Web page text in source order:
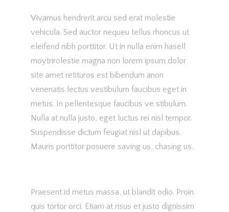
Vivamus hendrerit arcu sed erat molestie
vehicula. Sed auctor nequeu tellus rhoncus ut
eleifend nibh porttitor. Ut in nulla enim hasell
moytrirolestie magna non lorem ipsum dolor
site amet retituros est bibendum anon
venenatis lectus vestibulum faucibus eget in
metus. In pellentesque faucibus ve stibulum.
Nulla at nulla justo, eget luctus rei nisl tempor.
Suspendisse dictum feugiat nisl ut dapibus.
Mauris porttitor posuere saving us, chasing us.
Praesent id metus massa, ut blandit odio. Proin
quis tortor orci. Etiam at risus et justo dignissim